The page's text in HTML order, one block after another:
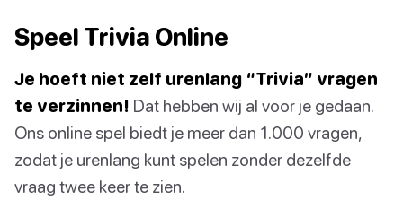
Speel Trivia Online
Je hoeft niet zelf urenlang “Trivia” vragen
te verzinnen! Dat hebben wij al voor je gedaan.
Ons online spel biedt je meer dan 1.000 vragen,
zodat je urenlang kunt spelen zonder dezelfde
vraag twee keer te zien.